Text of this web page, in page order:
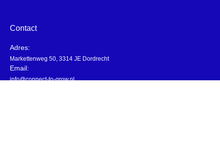
Contact
Adres:
Markettenweg 50, 3314 JE Dordrecht
Email:
info@connect-to-grow.nl